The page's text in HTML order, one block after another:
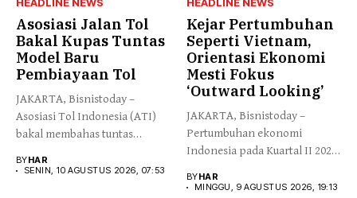
Asosiasi Jalan Tol
Bakal Kupas Tuntas
Model Baru
Pembiayaan Tol
JAKARTA, Bisnistoday –
Asosiasi Tol Indonesia (ATI)
bakal membahas tuntas
BYHAR
SENIN, 10 AGUSTUS 2026, 07:53
Kejar Pertumbuhan
Seperti Vietnam,
Orientasi Ekonomi
Mesti Fokus
‘Outward Looking’
JAKARTA, Bisnistoday –
Pertumbuhan ekonomi
Indonesia pada Kuartal II 2026
BYHAR
MINGGU, 9 AGUSTUS 2026, 19:13